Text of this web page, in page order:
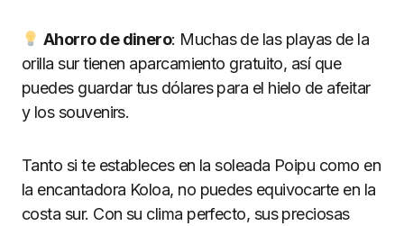
Ahorro de dinero: Muchas de las playas de la
orilla sur tienen aparcamiento gratuito, así que
puedes guardar tus dólares para el hielo de afeitar
y los souvenirs.
Tanto si te estableces en la soleada Poipu como en
la encantadora Koloa, no puedes equivocarte en la
costa sur. Con su clima perfecto, sus preciosas